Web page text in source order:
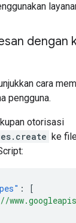
dengan
cara
pengguna.
otorisasi
ke
:
[